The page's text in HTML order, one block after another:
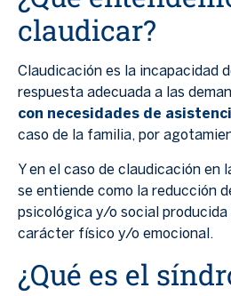
claudicar?
Claudicación es la incapacidad
respuesta adecuada a las
con necesidades de
caso de la familia, por
Y en el caso de claudicación en
se entiende como la reducción
psicológica y/o social
carácter físico y/o emocional.
¿Qué es el